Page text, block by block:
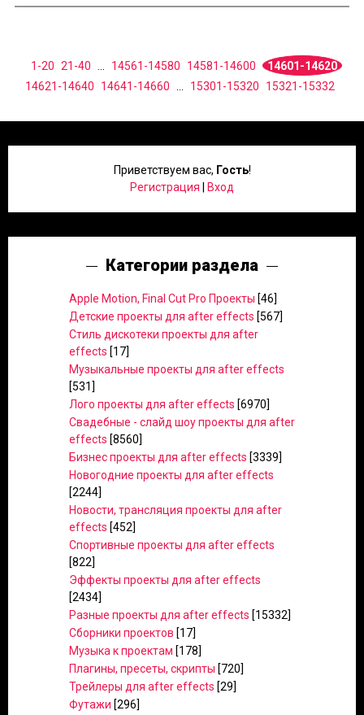
1-20 21-40 14561-14580 14581-14600
14601-14620
14621-14640
14641-14660 15301-15320 15321-15332
Приветствуем вас, Гость!
Регистрация
Вход
Категории раздела
Apple Motion, Final Cut Pro Проекты [46]
Детские проекты для after effects [567]
Стиль дискотеки проекты для after
effects [17]
Музыкальные проекты для after effects
[531]
Лого проекты для after effects [6970]
Свадебные - слайд шоу проекты для after
effects [8560]
Бизнес проекты для after effects [3339]
Новогодние проекты для after effects
[2244]
Новости, трансляция проекты для after
effects [452]
Спортивные проекты для after effects
[822]
Эффекты проекты для after effects
[2434]
Разные проекты для after effects [15332]
Сборники проектов [17]
Музыка к проектам [178]
Плагины, пресеты, скрипты [720]
Трейлеры для after effects [29]
Футажи [296]